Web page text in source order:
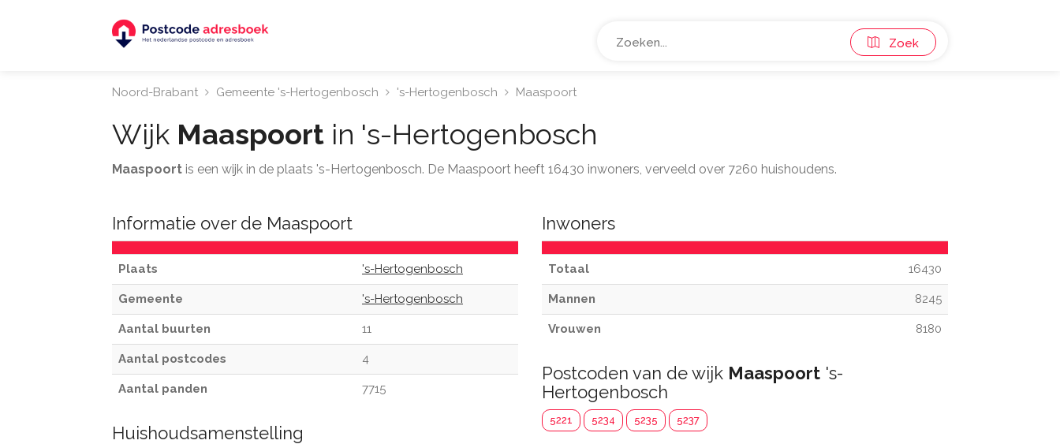
Zoek
Noord-Brabant Gemeente 's-Hertogenbosch 's-Hertogenbosch Maaspoort
Wijk Maaspoort in 's-Hertogenbosch
Maaspoort is een wijk in de plaats 's-Hertogenbosch. De Maaspoort heeft 16430 inwoners, verveeld over 7260 huishoudens.
Informatie over de Maaspoort
Plaats 's-Hertogenbosch
Gemeente 's-Hertogenbosch
Aantal buurten 11
Aantal postcodes 4
Aantal panden 7715
Huishoudsamenstelling
Inwoners
Totaal 16430
Mannen 8245
Vrouwen 8180
Postcoden van de wijk Maaspoort 's-
Hertogenbosch
5221 5234 5235 5237